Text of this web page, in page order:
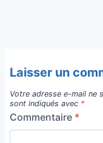
Laisser un
Votre adresse e-mail ne
sont indiqués avec *
Commentaire *